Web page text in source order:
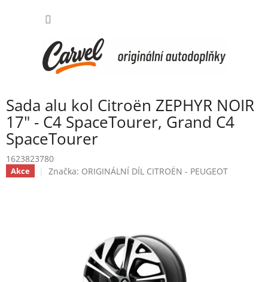
Sada alu kol Citroën ZEPHYR NOIR
17" - C4 SpaceTourer, Grand C4
SpaceTourer
1623823780
Akce Značka: ORIGINÁLNÍ DÍL CITROËN - PEUGEOT